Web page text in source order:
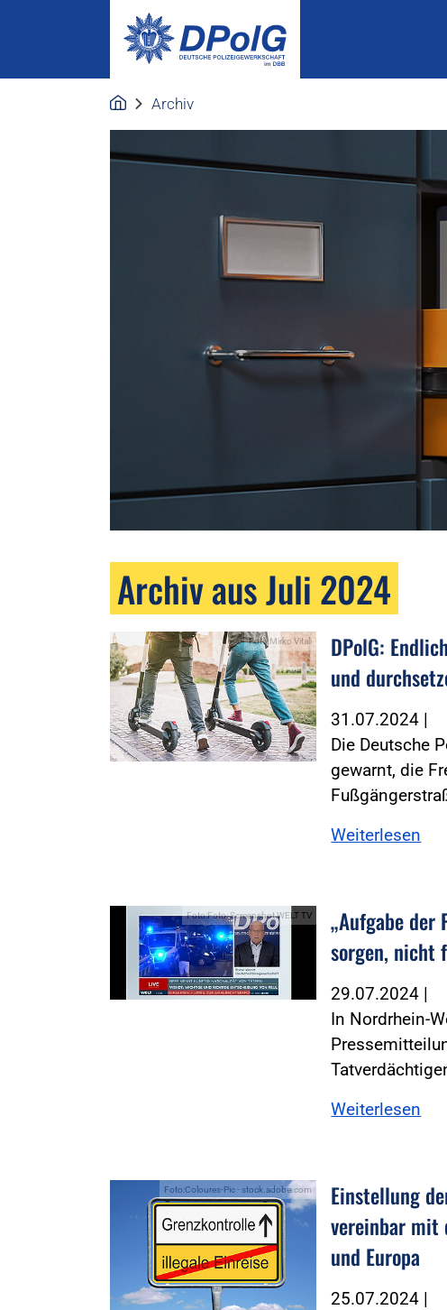
Archiv
Archiv aus Juli 2024
Foto:Mirko Vitali
DPolG:
und
31.07.2024 |
Die Deutsche
gewarnt, die
Weiterlesen
Foto:Foto: Screenshot WELT TV
„Aufgabe der
sorgen, nicht
29.07.2024 |
In Nordrhein-
Weiterlesen
Foto:Coloures-Pic - stock.adobe.com
Einstellung
vereinbar mit
und Europa
25.07.2024 |